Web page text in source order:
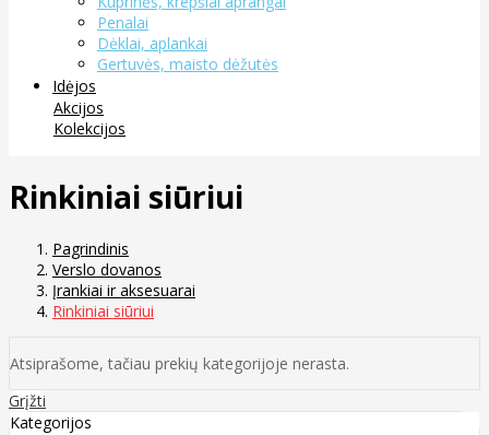
Penalai
Dėklai, aplankai
Gertuvės, maisto dėžutės
Idėjos
Akcijos
Kolekcijos
Rinkiniai siūriui
Pagrindinis
Verslo dovanos
Įrankiai ir aksesuarai
Rinkiniai siūriui
Atsiprašome, tačiau prekių kategorijoje nerasta.
Grįžti
Kategorijos